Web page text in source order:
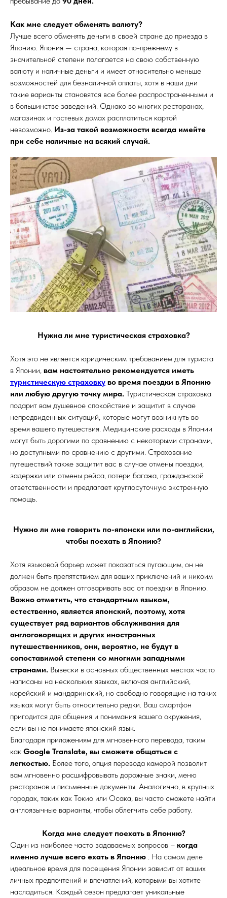
Как мне следует обменять валюту?
Лучше всего обменять деньги в своей стране до приезда в
Японию. Япония — страна, которая по-прежнему в
значительной степени полагается на свою собственную
валюту и наличные деньги и имеет относительно меньше
возможностей для безналичной оплаты, хотя в наши дни
такие варианты становятся все более распространенными и
в большинстве заведений. Однако во многих ресторанах,
магазинах и гостевых домах расплатиться картой
невозможно. Из-за такой возможности всегда имейте
при себе наличные на всякий случай.
Нужна ли мне туристическая страховка?
Хотя это не является юридическим требованием для туриста
в Японии, вам настоятельно рекомендуется иметь
туристическую страховку во время поездки в Японию
или любую другую точку мира. Туристическая страховка
подарит вам душевное спокойствие и защитит в случае
непредвиденных ситуаций, которые могут возникнуть во
время вашего путешествия. Медицинские расходы в Японии
могут быть дорогими по сравнению с некоторыми странами,
но доступными по сравнению с другими. Страхование
путешествий также защитит вас в случае отмены поездки,
задержки или отмены рейса, потери багажа, гражданской
ответственности и предлагает круглосуточную экстренную
помощь.
Нужно ли мне говорить по-японски или по-английски,
чтобы поехать в Японию?
Хотя языковой барьер может показаться пугающим, он не
должен быть препятствием для ваших приключений и никоим
образом не должен отговаривать вас от поездки в Японию.
Важно отметить, что стандартным языком,
естественно, является японский, поэтому, хотя
существует ряд вариантов обслуживания для
англоговорящих и других иностранных
путешественников, они, вероятно, не будут в
сопоставимой степени со многими западными
странами. Вывески в основных общественных местах часто
написаны на нескольких языках, включая английский,
корейский и мандаринский, но свободно говорящие на таких
языках могут быть относительно редки. Ваш смартфон
пригодится для общения и понимания вашего окружения,
если вы не понимаете японский язык.
Благодаря приложениям для мгновенного перевода, таким
как Google Translate, вы сможете общаться с
легкостью. Более того, опция перевода камерой позволит
вам мгновенно расшифровывать дорожные знаки, меню
ресторанов и письменные документы. Аналогично, в крупных
городах, таких как Токио или Осака, вы часто сможете найти
англоязычные варианты, чтобы облегчить себе работу.
Когда мне следует поехать в Японию?
Один из наиболее часто задаваемых вопросов – когда
именно лучше всего ехать в Японию . На самом деле
идеальное время для посещения Японии зависит от ваших
личных предпочтений и впечатлений, которыми вы хотите
насладиться. Каждый сезон предлагает уникальные